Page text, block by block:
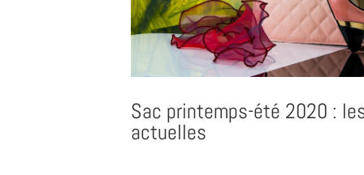
Sac printemps-été 2020 :
actuelles